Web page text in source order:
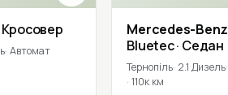
Кросовер
Автомат
Mercedes-Benz
Bluetec· Седан
Тернопіль 2.1 Дизель
110к км